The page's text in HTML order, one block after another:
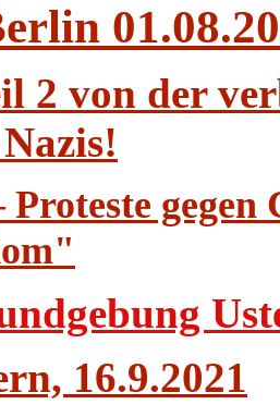
2 von der
Proteste
16.9.2021